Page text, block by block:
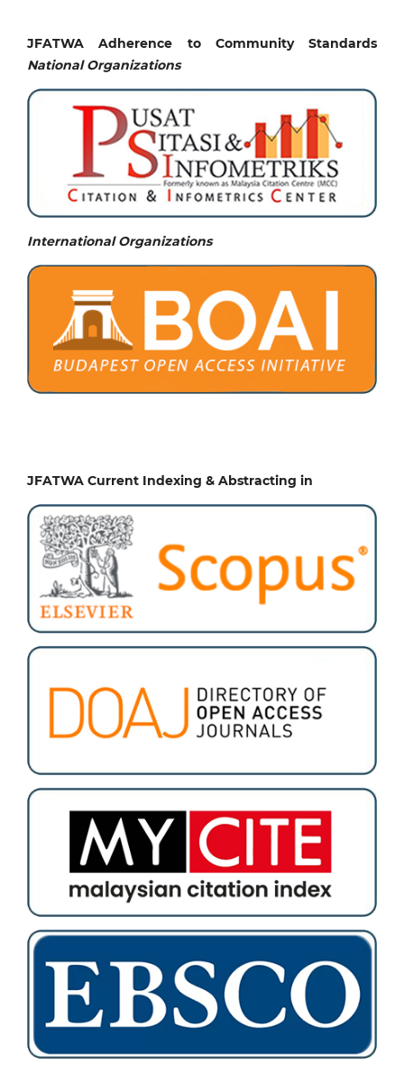
JFATWA Adherence to Community Standards
National Organizations
International Organizations
JFATWA Current Indexing & Abstracting in